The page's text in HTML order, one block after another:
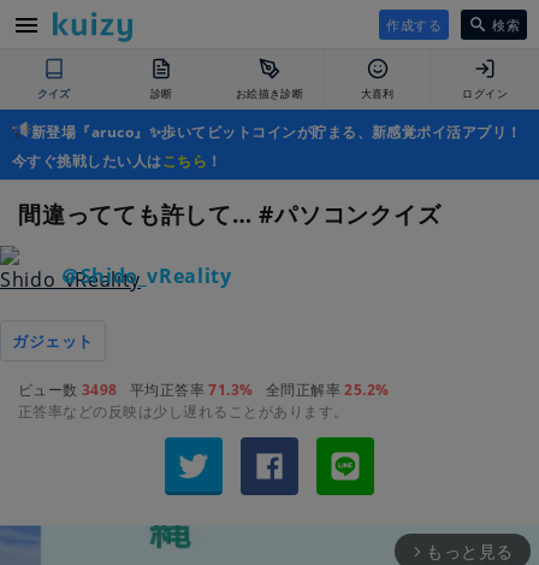
作成する 検索
クイズ 診断 お絵描き診断 大喜利 ログイン
新登場『aruco』✨歩いてビットコインが貯まる、新感覚ポイ活アプリ！
今すぐ挑戦したい人はこちら ！
間違ってても許して… #パソコンクイズ
＠Shido_vReality
ガジェット
ビュー数 3498 平均正答率71.3% 全問正解率25.2%
正答率などの反映は少し遅れることがあります。
arrow_forward_ios もっと見る